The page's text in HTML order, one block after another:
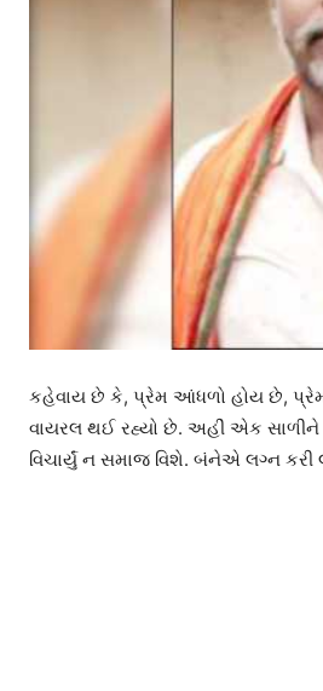
કહેવાય છે કે, પ્રેમ આંધળો હોય છે,
વાયરલ થઈ રહ્યો છે. અહીં એક સાળીને
વિચાર્યું ન સમાજ વિશે. બંનેએ લગ્ન કરી